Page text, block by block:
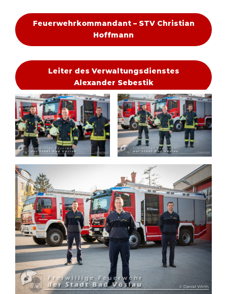
Feuerwehrkommandant – STV Christian
Hoffmann
Leiter des Verwaltungsdienstes
Alexander Sebestik